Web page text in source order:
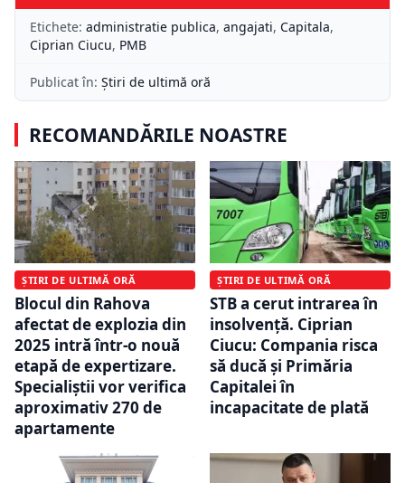
Etichete: administratie publica, angajati, Capitala,
Ciprian Ciucu, PMB
Publicat în: Știri de ultimă oră
RECOMANDĂRILE NOASTRE
ȘTIRI DE ULTIMĂ ORĂ
Blocul din Rahova
afectat de explozia din
2025 intră într-o nouă
etapă de expertizare.
Specialiștii vor verifica
aproximativ 270 de
apartamente
ȘTIRI DE ULTIMĂ ORĂ
STB a cerut intrarea în
insolvență. Ciprian
Ciucu: Compania risca
să ducă și Primăria
Capitalei în
incapacitate de plată